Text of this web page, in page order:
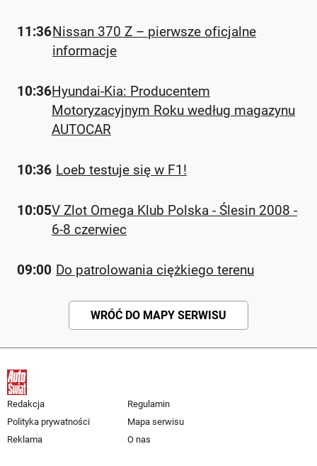
11:36Nissan 370 Z – pierwsze oficjalne
informacje
10:36Hyundai-Kia: Producentem
Motoryzacyjnym Roku według magazynu
AUTOCAR
10:36 Loeb testuje się w F1!
10:05V Zlot Omega Klub Polska - Ślesin 2008 -
6-8 czerwiec
09:00 Do patrolowania ciężkiego terenu
WRÓĆ DO MAPY SERWISU
Redakcja
Regulamin
Polityka prywatności
Mapa serwisu
Reklama
O nas